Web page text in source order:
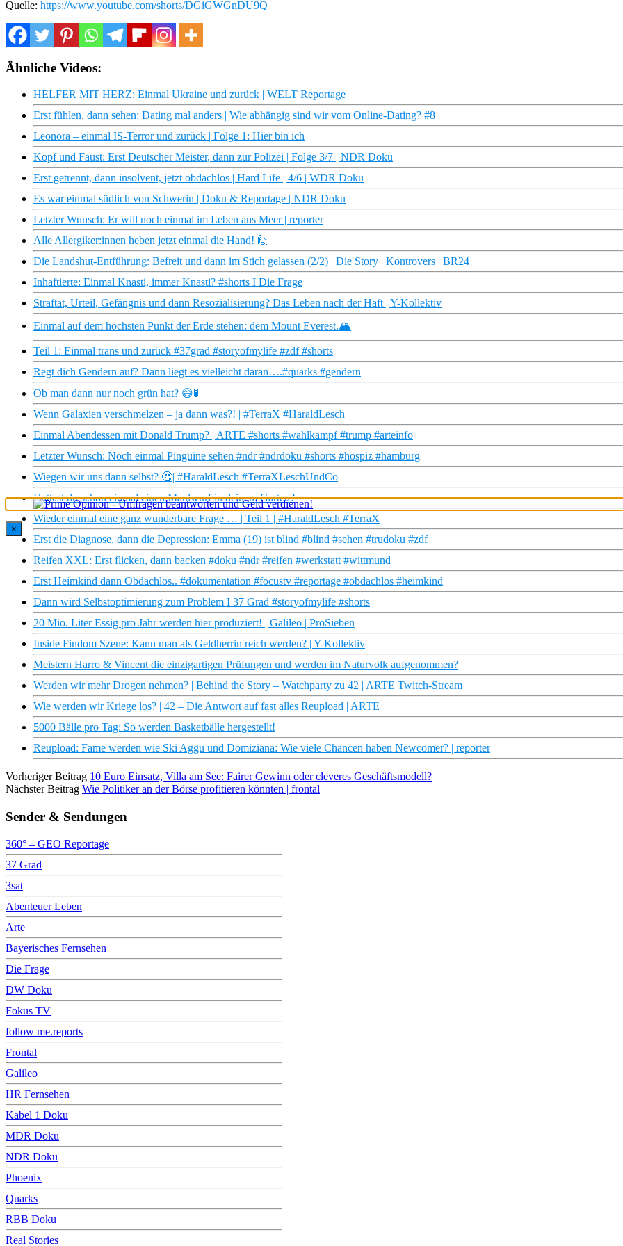
Quelle: https://www.youtube.com/shorts/DGiGWGnDU9Q
Ähnliche Videos:
HELFER MIT HERZ: Einmal Ukraine und zurück | WELT Reportage
Erst fühlen, dann sehen: Dating mal anders | Wie abhängig sind wir vom Online-Dating? #8
Leonora – einmal IS-Terror und zurück | Folge 1: Hier bin ich
Kopf und Faust: Erst Deutscher Meister, dann zur Polizei | Folge 3/7 | NDR Doku
Erst getrennt, dann insolvent, jetzt obdachlos | Hard Life | 4/6 | WDR Doku
Es war einmal südlich von Schwerin | Doku & Reportage | NDR Doku
Letzter Wunsch: Er will noch einmal im Leben ans Meer | reporter
Alle Allergiker:innen heben jetzt einmal die Hand! 🙋
Die Landshut-Entführung: Befreit und dann im Stich gelassen (2/2) | Die Story | Kontrovers | BR24
Inhaftierte: Einmal Knasti, immer Knasti? #shorts I Die Frage
Straftat, Urteil, Gefängnis und dann Resozialisierung? Das Leben nach der Haft | Y-Kollektiv
Einmal auf dem höchsten Punkt der Erde stehen: dem Mount Everest.🏔️
Teil 1: Einmal trans und zurück #37grad #storyofmylife #zdf #shorts
Regt dich Gendern auf? Dann liegt es vielleicht daran….#quarks #gendern
Ob man dann nur noch grün hat? 😅🚦
Wenn Galaxien verschmelzen – ja dann was?! | #TerraX #HaraldLesch
Einmal Abendessen mit Donald Trump? | ARTE #shorts #wahlkampf #trump #arteinfo
Letzter Wunsch: Noch einmal Pinguine sehen #ndr #ndrdoku #shorts #hospiz #hamburg
Wiegen wir uns dann selbst? 🤔| #HaraldLesch #TerraXLeschUndCo
Hattest du schon einmal einen Maulwurf in deinem Garten?
Wieder einmal eine ganz wunderbare Frage … | Teil 1 | #HaraldLesch #TerraX
Erst die Diagnose, dann die Depression: Emma (19) ist blind #blind #sehen #trudoku #zdf
Reifen XXL: Erst flicken, dann backen #doku #ndr #reifen #werkstatt #wittmund
Erst Heimkind dann Obdachlos.. #dokumentation #focustv #reportage #obdachlos #heimkind
Dann wird Selbstoptimierung zum Problem I 37 Grad #storyofmylife #shorts
20 Mio. Liter Essig pro Jahr werden hier produziert! | Galileo | ProSieben
Inside Findom Szene: Kann man als Geldherrin reich werden? | Y-Kollektiv
Meistern Harro & Vincent die einzigartigen Prüfungen und werden im Naturvolk aufgenommen?
Werden wir mehr Drogen nehmen? | Behind the Story – Watchparty zu 42 | ARTE Twitch-Stream
Wie werden wir Kriege los? | 42 – Die Antwort auf fast alles Reupload | ARTE
5000 Bälle pro Tag: So werden Basketbälle hergestellt!
Reupload: Fame werden wie Ski Aggu und Domiziana: Wie viele Chancen haben Newcomer? | reporter
Vorheriger Beitrag 10 Euro Einsatz, Villa am See: Fairer Gewinn oder cleveres Geschäftsmodell?
Nächster Beitrag Wie Politiker an der Börse profitieren könnten | frontal
Sender & Sendungen
360° – GEO Reportage
37 Grad
3sat
Abenteuer Leben
Arte
Bayerisches Fernsehen
Die Frage
DW Doku
Fokus TV
follow me.reports
Frontal
Galileo
HR Fernsehen
Kabel 1 Doku
MDR Doku
NDR Doku
Phoenix
Quarks
RBB Doku
Real Stories
×